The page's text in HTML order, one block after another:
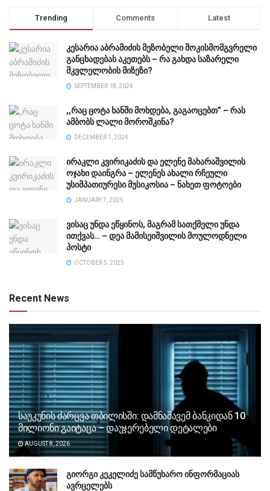
Trending Comments Latest
კესარია აბრამიძის მეზობელი შოკისმომგვრელი
განცხადებას აკეთებს – რა გახდა საზარელი
მკვლელობის მიზეზი?
SEPTEMBER 18, 2024
,,რაც ცოტა ხანში მოხდება, გაგაოცებთ” – რას
ამბობს ლალი მოროშკინა?
DECEMBER 1, 2024
ირაკლი კვირიკაძის და ელენე მახარაშვილის
ოჯახი დაინგრა – ელენეს ახალი რჩეული
უსიმპათიურესი მუსიკოსია – ნახეთ ფოტოები
JANUARY 7, 2025
ვისაც უნდა ეწყინოს, მაგრამ სათქმელი უნდა
ითქვას… – დეა მამისეიშვილის მოულოდნელი
პოსტი
OCTOBER 5, 2025
Recent News
საუკუნის ძარცვა თბილისში: დამნაშავემ ბანკიდან 10
მილიონი გაიტაცა – დაუჯერებელი დეტალები
AUGUST 8, 2026
გიორგი კეკელიძე სამწუხარო ინფორმაციას
ავრცელებს